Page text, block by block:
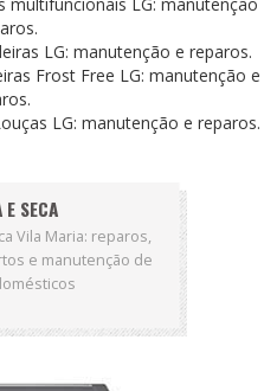
LG: manutenção e reparos.
Frost Free LG: manutenção e
LG: manutenção e reparos.
E SECA
Vila Maria: reparos,
e manutenção de